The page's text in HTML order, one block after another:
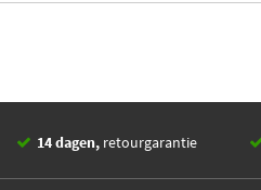
14 dagen, retourgarantie